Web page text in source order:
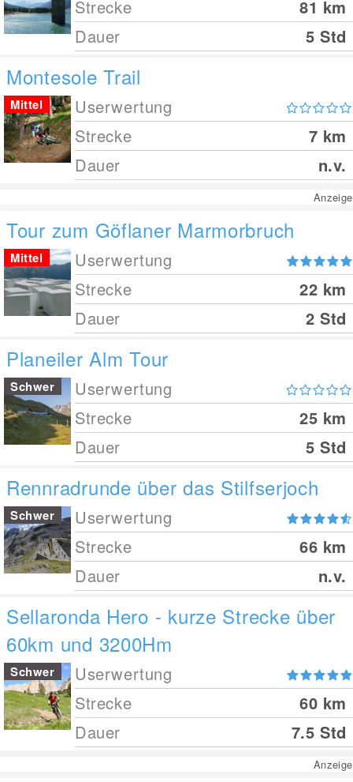
Strecke 81 km
Dauer
5 Std
Montesole Trail
Userwertung
Mittel
Strecke 7 km
Dauer
n.v.
Anzeige
Tour zum Göflaner Marmorbruch
Userwertung
Mittel
Strecke 22 km
Dauer
2 Std
Planeiler Alm Tour
Userwertung
Schwer
Strecke 25 km
Dauer
5 Std
Rennradrunde über das Stilfserjoch
Userwertung
Schwer
Strecke 66 km
Dauer
n.v.
Sellaronda Hero - kurze Strecke über
60km und 3200Hm
Userwertung
Schwer
Strecke 60 km
Dauer
7.5 Std
Anzeige